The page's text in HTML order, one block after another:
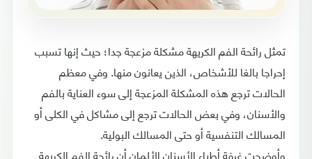
تمثل رائحة الفم الكريهة مشكلة مزعجة جدا؛ حيث إنها تسبب
إحراجا بالغا للأشخاص، الذين يعانون منها. وفي معظم
الحالات ترجع هذه المشكلة المزعجة إلى سوء العناية بالفم
والأسنان، وفي بعض الحالات ترجع إلى مشاكل في الكلى أو
المسالك التنفسية أو حتى المسالك البولية.
وأوضحت غرفة أطباء الأسنان الألمان أن رائحة الفم الكريهة